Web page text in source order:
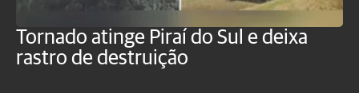
Tornado atinge Piraí do Sul e deixa
rastro de destruição